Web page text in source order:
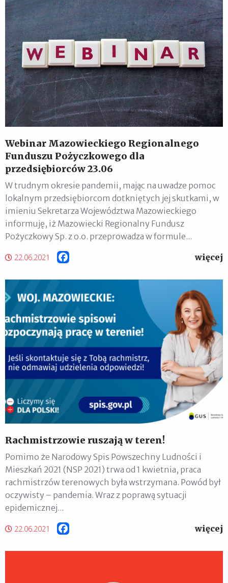
Webinar Mazowieckiego Regionalnego
Funduszu Pożyczkowego dla
przedsiębiorców 23.06
W trudnym okresie pandemii, mając na uwadze pomoc
lokalnym przedsiębiorcom dotkniętych jej skutkami, w
imieniu Sekretarza Województwa Mazowieckiego
informuję, iż Mazowiecki Regionalny Fundusz
Pożyczkowy Sp. z o.o. przeprowadza w formule...
22.06.2021 więcej
Rachmistrzowie ruszają w teren!
Pomimo że Narodowy Spis Powszechny Ludności i
Mieszkań 2021 (NSP 2021) trwa od 1 kwietnia, praca
rachmistrzów terenowych była wstrzymana. Powód był
oczywisty – pandemia. Wraz z poprawą sytuacji
epidemicznej...
22.06.2021 więcej